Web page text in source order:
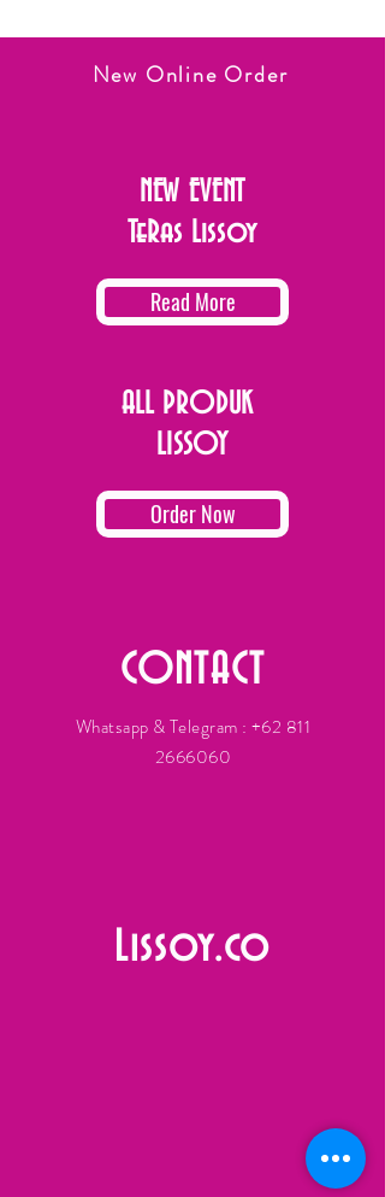
New Online Order
NEW EVENT
TeRas Lissoy
Read More
ALL PRODUK
LISSOY
Order Now
CONTACT
Whatsapp & Telegram : +62 811
2666060
Lissoy.co